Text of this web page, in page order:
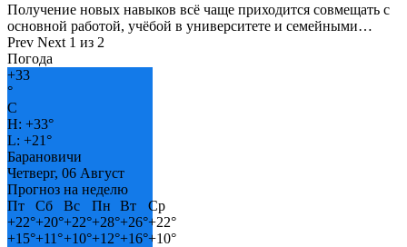
Получение новых навыков всё чаще приходится совмещать с
основной работой, учёбой в университете и семейными…
Prev Next 1 из 2
Погода
+33
°
C
H: +33°
L: +21°
Барановичи
Четверг, 06 Август
Прогноз на неделю
Пт
Сб Вс Пн Вт
Ср
+22°+20°+22°+28°+26°+22°
+15°+11°+10°+12°+16°+10°